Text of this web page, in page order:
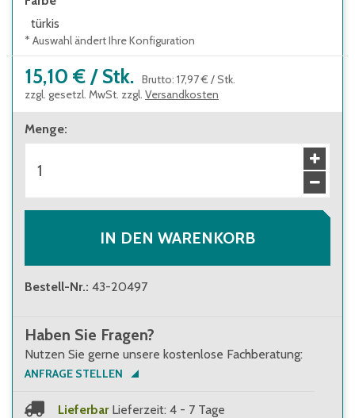
türkis
* Auswahl ändert Ihre Konfiguration
15,10 € / Stk. Brutto: 17,97 € /Stk.
zzgl. gesetzl. MwSt. zzgl. Versandkosten
Menge:
IN DEN WARENKORB
Bestell-Nr.: 43-20497
Haben Sie Fragen?
Nutzen Sie gerne unsere kostenlose Fachberatung:
ANFRAGE STELLEN
Lieferbar Lieferzeit: 4 - 7 Tage